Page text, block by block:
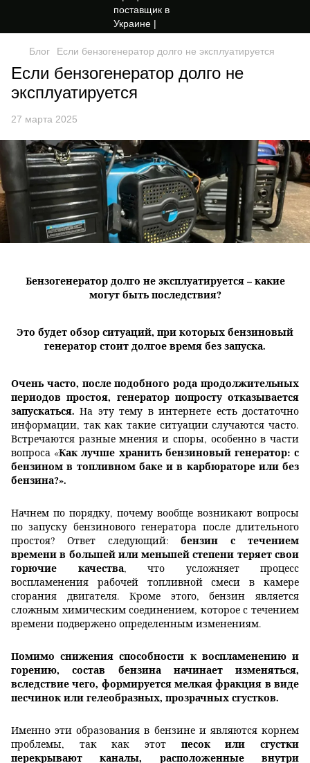
Блог Если бензогенератор долго не эксплуатируется
Если бензогенератор долго не
эксплуатируется
27 марта 2025
Бензогенератор долго не эксплуатируется – какие
могут быть последствия?
Это будет обзор ситуаций, при которых бензиновый
генератор стоит долгое время без запуска.
Очень часто, после подобного рода продолжительных
периодов простоя, генератор попросту отказывается
запускаться.На эту тему в интернете есть достаточно
информации, так как такие ситуации случаются часто.
Встречаются разные мнения и споры, особенно в части
вопроса «Как лучше хранить бензиновый генератор: с
бензином в топливном баке и в карбюраторе или без
бензина?».
Начнем по порядку, почему вообще возникают вопросы
по запуску бензинового генератора после длительного
простоя? Ответ следующий:бензин с течением
времени в большей или меньшей степени теряет свои
горючие качества, что усложняет процесс
воспламенения рабочей топливной смеси в камере
сгорания двигателя. Кроме этого, бензин является
сложным химическим соединением, которое с течением
времени подвержено определенным изменениям.
Помимо снижения способности к воспламенению и
горению, состав бензина начинает изменяться,
вследствие чего, формируется мелкая фракция в виде
песчинок или гелеобразных, прозрачных сгустков.
Именно эти образования в бензине и являются корнем
проблемы, так как этот песок или сгустки
перекрывают каналы, расположенные внутри